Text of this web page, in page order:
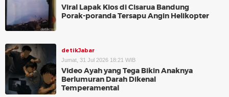
Viral Lapak Kios di Cisarua Bandung
Porak-poranda Tersapu Angin Helikopter
detikJabar
Jumat, 31 Jul 2026 18:21 WIB
Video Ayah yang Tega Bikin Anaknya
Berlumuran Darah Dikenal
Temperamental